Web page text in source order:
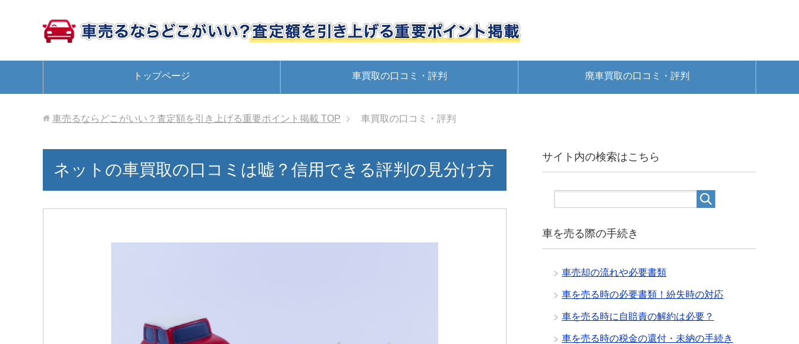
トップページ 車買取の口コミ・評判 廃車買取の口コミ・評判
車売るならどこがいい？査定額を引き上げる重要ポイント掲載 TOP 車買取の口コミ・評判
ネットの車買取の口コミは嘘？信用できる評判の見分け方
サイト内の検索はこちら
車を売る際の手続き
車売却の流れや必要書類
車を売る時の必要書類！紛失時の対応
車を売る時に自賠責の解約は必要？
車を売る時の税金の還付・未納の手続き